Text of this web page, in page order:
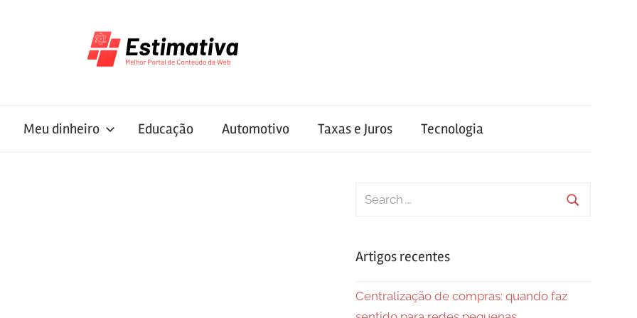
Meu dinheiro Educação Automotivo Taxas e Juros Tecnologia
Search
Artigos recentes
Centralização de compras: quando faz